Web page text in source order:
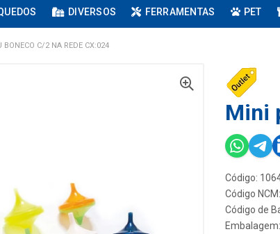
DIVERSOS FERRAMENTAS PET
C/2 NA REDE CX:024
Mini
Código:
Código
Código de